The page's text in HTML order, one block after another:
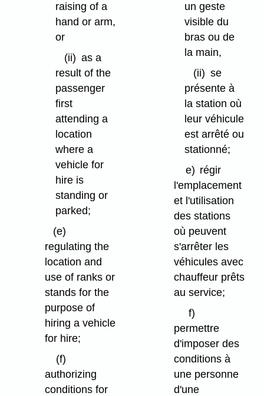
raising of a
hand or arm,
or
(ii) as a
result of the
passenger
first
attending a
location
where a
vehicle for
hire is
standing or
parked;
(e)
regulating the
location and
use of ranks or
stands for the
purpose of
hiring a vehicle
for hire;
(f)
authorizing
conditions for
un geste
visible du
bras ou de
la main,
(ii) se
présente à
la station où
leur véhicule
est arrêté ou
stationné;
e) régir
l'emplacement
et l'utilisation
des stations
où peuvent
s'arrêter les
véhicules avec
chauffeur prêts
au service;
f)
permettre
d'imposer des
conditions à
une personne
d'une